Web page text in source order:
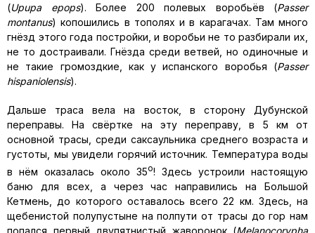
(Upupa epops). Более 200 полевых воробьёв (Passer
montanus) копошились в тополях и в карагачах. Там много
гнёзд этого года постройки, и воробьи не то разбирали их,
не то достраивали. Гнёзда среди ветвей, но одиночные и
не такие громоздкие, как у испанского воробья (Passer
hispaniolensis).
Дальше траса вела на восток, в сторону Дубунской
переправы. На свёртке на эту переправу, в 5 км от
основной трасы, среди саксаульника среднего возраста и
густоты, мы увидели горячий источник. Температура воды
в нём оказалась около 35о! Здесь устроили настоящую
баню для всех, а через час направились на Большой
Кетмень, до которого оставалось всего 22 км. Здесь, на
щебенистой полупустыне на полпути от трасы до гор нам
попался первый двупятнистый жаворонок (Melanocorypha